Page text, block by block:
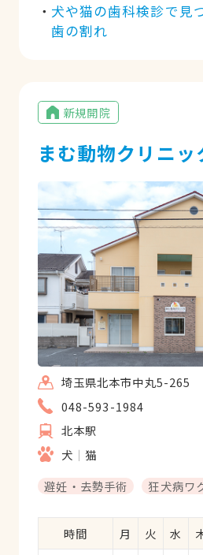
犬や猫の歯科検診で見
歯の割れ
新規開院
まむ動物クリニッ
埼玉県北本市中丸5-265
048-593-1984
北本駅
犬
猫
避妊・去勢手術
狂犬病ワ
時間 月 火 水